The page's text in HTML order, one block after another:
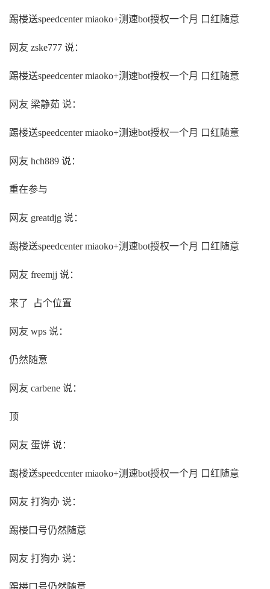
踢楼送speedcenter miaoko+测速bot授权一个月 口红随意
网友 zske777 说：
踢楼送speedcenter miaoko+测速bot授权一个月 口红随意
网友 梁静茹 说：
踢楼送speedcenter miaoko+测速bot授权一个月 口红随意
网友 hch889 说：
重在参与
网友 greatdjg 说：
踢楼送speedcenter miaoko+测速bot授权一个月 口红随意
网友 freemjj 说：
来了 占个位置
网友 wps 说：
仍然随意
网友 carbene 说：
顶
网友 蛋饼 说：
踢楼送speedcenter miaoko+测速bot授权一个月 口红随意
网友 打狗办 说：
踢楼口号仍然随意
网友 打狗办 说：
踢楼口号仍然随意